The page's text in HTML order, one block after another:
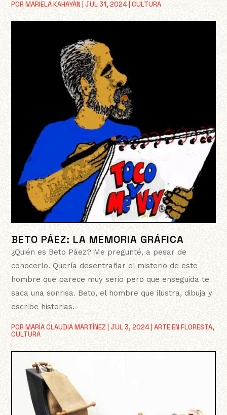
PORMARIELA KAHAYÁN |JUL 31, 2024 |CULTURA
BETO PÁEZ: LA MEMORIA GRÁFICA
PORMARÍA CLAUDIA MARTÍNEZ |JUL 3, 2024 |ARTE EN FLORESTA,
CULTURA
¿Quién es Beto Páez? Me pregunté, a pesar de
conocerlo. Quería desentrañar el misterio de este
hombre que parece muy serio pero que enseguida te
saca una sonrisa. Beto, el hombre que ilustra, dibuja y
escribe historias.